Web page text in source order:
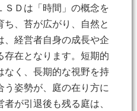
Ｄは「時間」の概念を
ち、苔が広がり、自然と
、経営者自身の成長や企
存在となります。短期的
なく、長期的な視野を持
う姿勢が、庭の在り方に
が引退後も残る庭は、